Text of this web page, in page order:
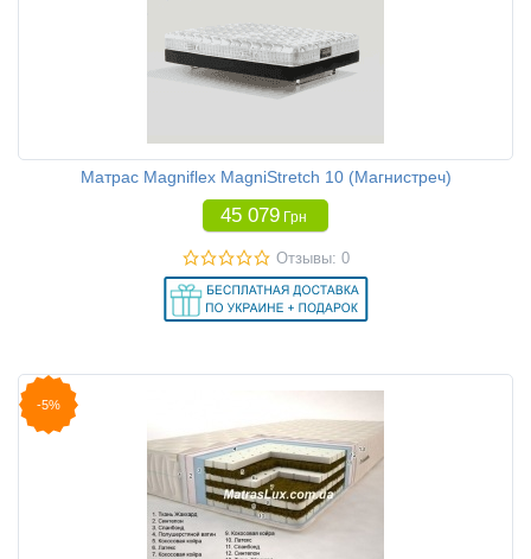
Матрас Magniflex MagniStretch 10 (Магнистреч)
45 079 Грн
Отзывы: 0
-5%